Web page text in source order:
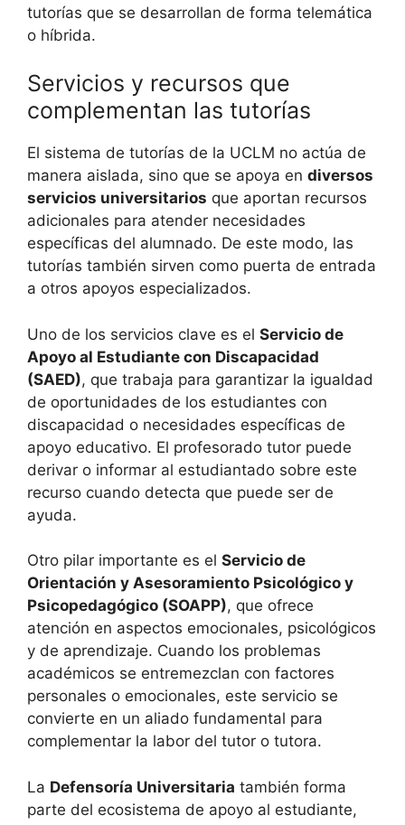
tutorías que se desarrollan de forma telemática
o híbrida.
Servicios y recursos que
complementan las tutorías
El sistema de tutorías de la UCLM no actúa de
manera aislada, sino que se apoya en diversos
servicios universitarios que aportan recursos
adicionales para atender necesidades
específicas del alumnado. De este modo, las
tutorías también sirven como puerta de entrada
a otros apoyos especializados.
Uno de los servicios clave es el Servicio de
Apoyo al Estudiante con Discapacidad
(SAED), que trabaja para garantizar la igualdad
de oportunidades de los estudiantes con
discapacidad o necesidades específicas de
apoyo educativo. El profesorado tutor puede
derivar o informar al estudiantado sobre este
recurso cuando detecta que puede ser de
ayuda.
Otro pilar importante es el Servicio de
Orientación y Asesoramiento Psicológico y
Psicopedagógico (SOAPP), que ofrece
atención en aspectos emocionales, psicológicos
y de aprendizaje. Cuando los problemas
académicos se entremezclan con factores
personales o emocionales, este servicio se
convierte en un aliado fundamental para
complementar la labor del tutor o tutora.
La Defensoría Universitaria también forma
parte del ecosistema de apoyo al estudiante,